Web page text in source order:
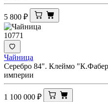
5 800 ₽
10771
Чайница
Серебро 84". Клеймо
империи
1 100 000 ₽